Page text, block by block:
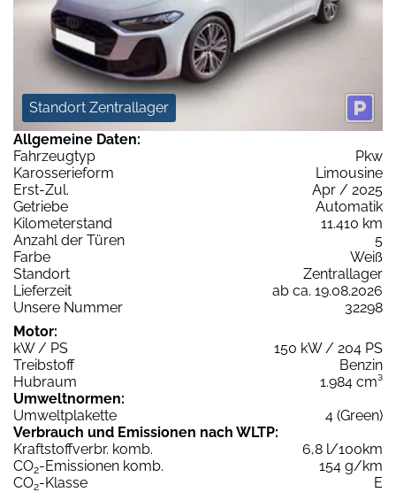
Standort Zentrallager
Allgemeine Daten:
Fahrzeugtyp
Pkw
Karosserieform
Limousine
Erst-Zul.
Apr / 2025
Getriebe
Automatik
Kilometerstand
11.410 km
Anzahl der Türen
5
Farbe
Weiß
Standort
Zentrallager
Lieferzeit
ab ca. 19.08.2026
Unsere Nummer
32298
Motor:
kW / PS
150 kW / 204 PS
Treibstoff
Benzin
Hubraum
1.984 cm³
Umweltnormen:
Umweltplakette
4 (Green)
Verbrauch und Emissionen nach WLTP:
Kraftstoffverbr. komb.
6,8 l/100km
CO2-Emissionen komb.
154 g/km
CO2-Klasse
E